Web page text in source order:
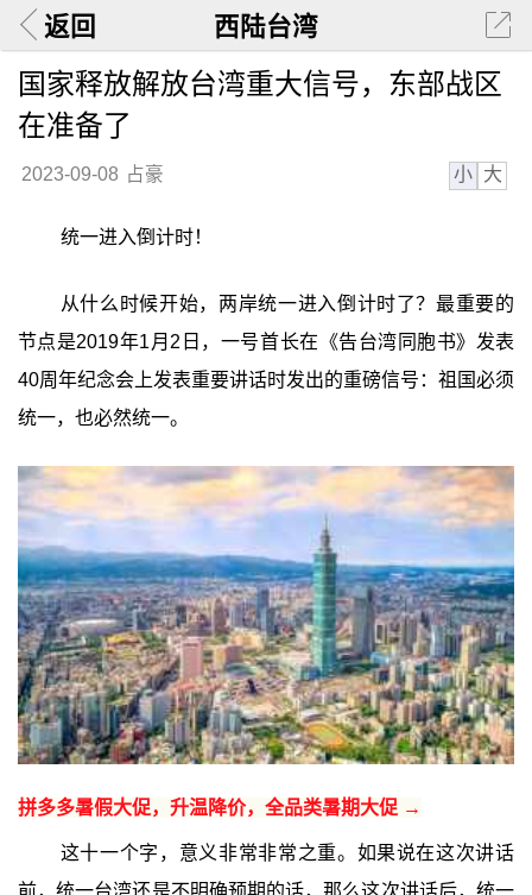
返回 西陆台湾
国家释放解放台湾重大信号，东部战区
在准备了
2023-09-08 占豪 小 大
统一进入倒计时！
从什么时候开始，两岸统一进入倒计时了？最重要的
节点是2019年1月2日，一号首长在《告台湾同胞书》发表
40周年纪念会上发表重要讲话时发出的重磅信号：祖国必须
统一，也必然统一。
拼多多暑假大促，升温降价，全品类暑期大促 →
这十一个字，意义非常非常之重。如果说在这次讲话
前，统一台湾还是不明确预期的话，那么这次讲话后，统一